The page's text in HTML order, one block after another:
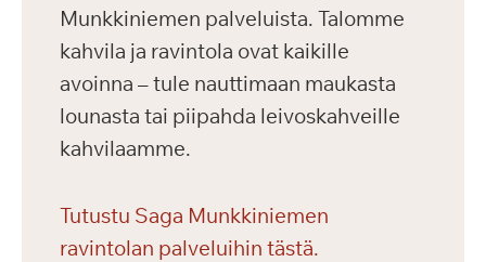
Munkkiniemen palveluista. Talomme
kahvila ja ravintola ovat kaikille
avoinna – tule nauttimaan maukasta
lounasta tai piipahda leivoskahveille
kahvilaamme.
Tutustu Saga Munkkiniemen
ravintolan palveluihin tästä.